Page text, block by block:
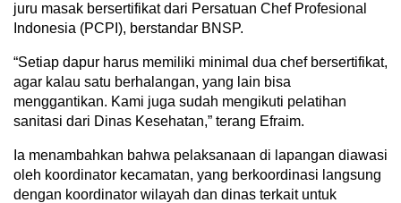
juru masak bersertifikat dari Persatuan Chef Profesional
Indonesia (PCPI), berstandar BNSP.
“Setiap dapur harus memiliki minimal dua chef bersertifikat,
agar kalau satu berhalangan, yang lain bisa
menggantikan. Kami juga sudah mengikuti pelatihan
sanitasi dari Dinas Kesehatan,” terang Efraim.
Ia menambahkan bahwa pelaksanaan di lapangan diawasi
oleh koordinator kecamatan, yang berkoordinasi langsung
dengan koordinator wilayah dan dinas terkait untuk